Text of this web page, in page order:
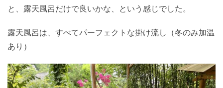
と、露天風呂だけで良いかな、という感じでした。
露天風呂は、すべてパーフェクトな掛け流し（冬のみ加温
あり）